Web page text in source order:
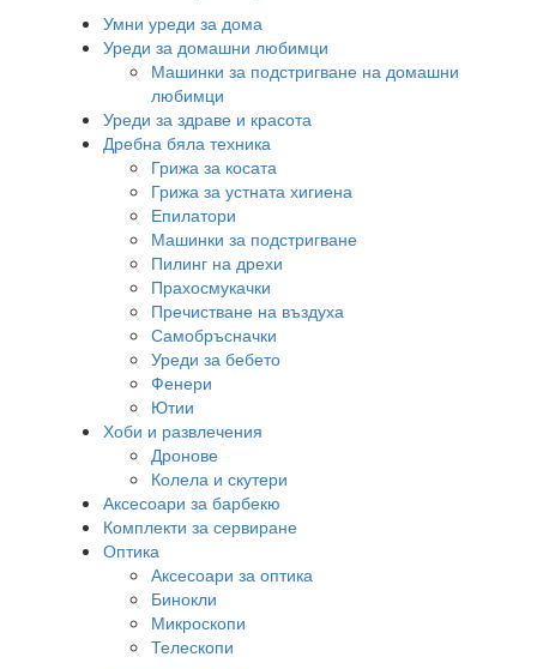
Умни уреди за дома
Уреди за домашни любимци
Машинки за подстригване на домашни
любимци
Уреди за здраве и красота
Дребна бяла техника
Грижа за косата
Грижа за устната хигиена
Епилатори
Машинки за подстригване
Пилинг на дрехи
Прахосмукачки
Пречистване на въздуха
Самобръсначки
Уреди за бебето
Фенери
Ютии
Хоби и развлечения
Дронове
Колела и скутери
Аксесоари за барбекю
Комплекти за сервиране
Оптика
Аксесоари за оптика
Бинокли
Микроскопи
Телескопи